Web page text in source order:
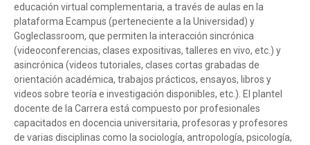
educación virtual complementaria, a través de aulas en la
plataforma Ecampus (perteneciente a la Universidad) y
Gogleclassroom, que permiten la interacción sincrónica
(videoconferencias, clases expositivas, talleres en vivo, etc.) y
asincrónica (videos tutoriales, clases cortas grabadas de
orientación académica, trabajos prácticos, ensayos, libros y
videos sobre teoría e investigación disponibles, etc.). El plantel
docente de la Carrera está compuesto por profesionales
capacitados en docencia universitaria, profesoras y profesores
de varias disciplinas como la sociología, antropología, psicología,